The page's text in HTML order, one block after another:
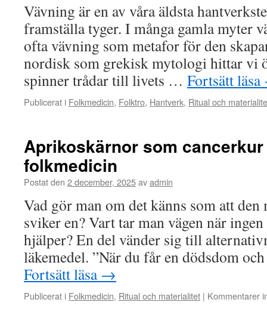
Vävning är en av våra äldsta
framställa tyger. I många gamla myter
ofta vävning som metafor för den
nordisk som grekisk mytologi hittar vi
spinner trådar till livets … Fortsätt läsa
Publicerat i Folkmedicin, Folktro, Hantverk, Ritual och
Aprikoskärnor som
folkmedicin
Postat den 2 december, 2025avadmin
Vad gör man om det känns som att
sviker en? Vart tar man vägen när
hjälper? En del vänder sig till
läkemedel. ”När du får en dödsdom
Fortsätt läsa →
Publicerat i Folkmedicin, Ritual och materialitet | Kommentarer